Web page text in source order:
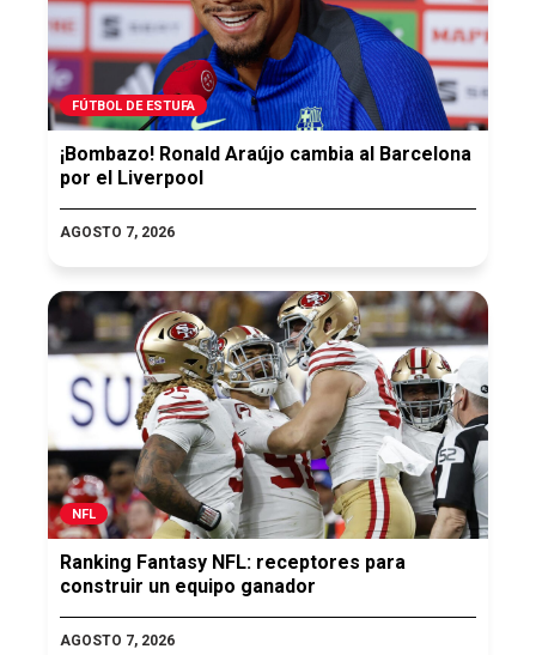
FÚTBOL DE ESTUFA
¡Bombazo! Ronald Araújo cambia al Barcelona
por el Liverpool
AGOSTO 7, 2026
NFL
Ranking Fantasy NFL: receptores para
construir un equipo ganador
AGOSTO 7, 2026